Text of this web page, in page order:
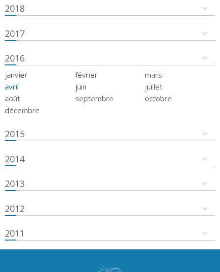
2018
2017
2016
janvier février
mars
avril
juin
juillet
août
septembre
octobre
décembre
2015
2014
2013
2012
2011